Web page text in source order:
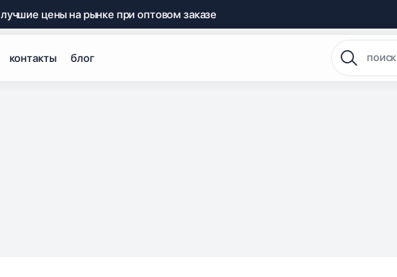
лучшие цены на рынке при оптовом заказе
блог
контакты поиск